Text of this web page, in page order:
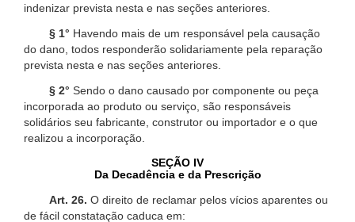
indenizar prevista nesta e nas seções anteriores.
§ 1° Havendo mais de um responsável pela causação
do dano, todos responderão solidariamente pela reparação
prevista nesta e nas seções anteriores.
§ 2° Sendo o dano causado por componente ou peça
incorporada ao produto ou serviço, são responsáveis
solidários seu fabricante, construtor ou importador e o que
realizou a incorporação.
SEÇÃO IV
Da Decadência e da Prescrição
Art. 26. O direito de reclamar pelos vícios aparentes ou
de fácil constatação caduca em: